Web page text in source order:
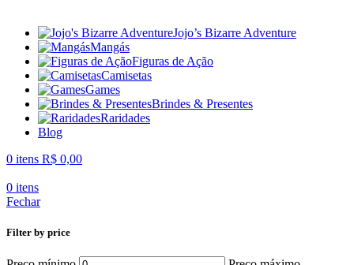
Jojo’s Bizarre Adventure
Mangás
Figuras de Ação
Camisetas
Games
Brindes & Presentes
Raridades
Blog
0 itens R$ 0,00
0 itens
Fechar
Filter by price